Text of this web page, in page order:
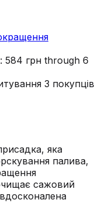
584 грн through 6
3 покупців
яка
палива,
сажовий